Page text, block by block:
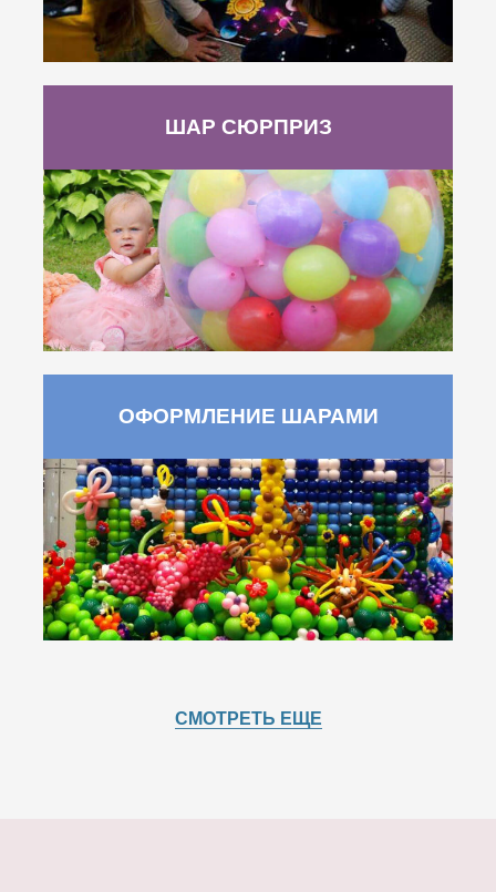
ШАР СЮРПРИЗ
ОФОРМЛЕНИЕ ШАРАМИ
СМОТРЕТЬ ЕЩЕ